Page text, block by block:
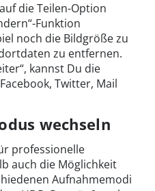
die Teilen-Option
Funktion
noch die Bildgröße zu
zu entfernen.
kannst Du die
Twitter, Mail
wechseln
professionelle
auch die Möglichkeit
Aufnahmemodi